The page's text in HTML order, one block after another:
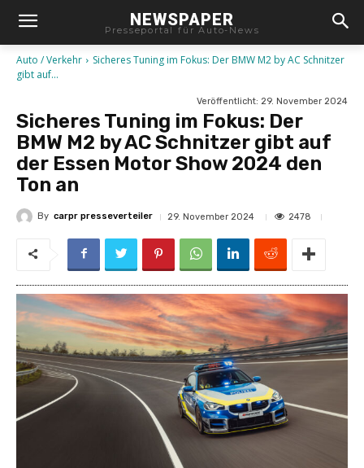
NEWSPAPER
Presseportal für Auto-News
Auto / Verkehr
Sicheres Tuning im Fokus: Der BMW M2 by AC Schnitzer
gibt auf...
Veröffentlicht: 29. November 2024
Sicheres Tuning im Fokus: Der
BMW M2 by AC Schnitzer gibt auf
der Essen Motor Show 2024 den
Ton an
By carpr presseverteiler 29. November 2024 2478